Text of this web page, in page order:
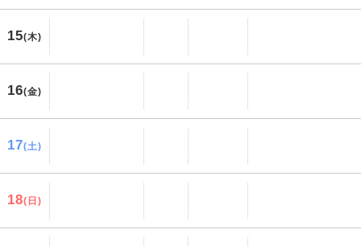
15(木)
16(金)
17(土)
18(日)